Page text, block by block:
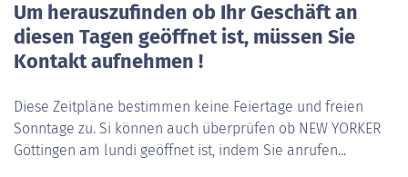
Um herauszufinden ob Ihr Geschäft an
diesen Tagen geöffnet ist, müssen Sie
Kontakt aufnehmen !
Diese Zeitpläne bestimmen keine Feiertage und freien
Sonntage zu. Si können auch überprüfen ob NEW YORKER
Göttingen am lundi geöffnet ist, indem Sie anrufen...